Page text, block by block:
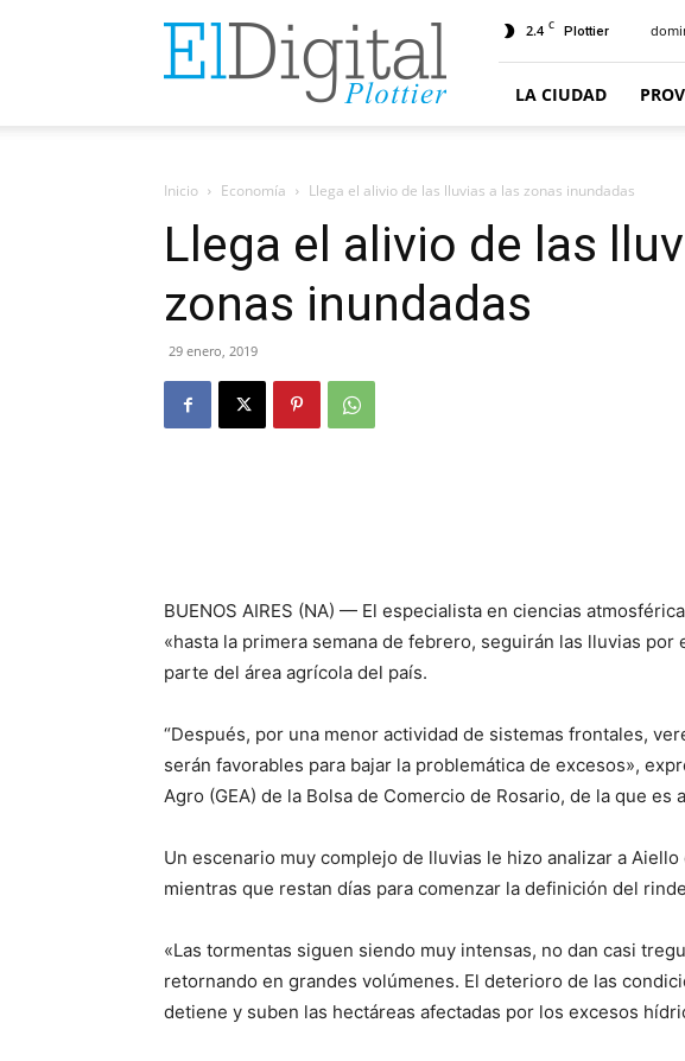
ElDigitalPlottier
2.4 C Plottier
LA CIUDAD
Inicio Economía Llega el alivio de las lluvias a las zonas inundadas
Llega el alivio de las
zonas inundadas
29 enero, 2019
BUENOS AIRES (NA) — El especialista en ciencias
«hasta la primera semana de febrero, seguirán las lluvias por
parte del área agrícola del país.
“Después, por una menor actividad de sistemas frontales,
serán favorables para bajar la problemática de excesos»,
Agro (GEA) de la Bolsa de Comercio de Rosario, de la que es
Un escenario muy complejo de lluvias le hizo analizar a
mientras que restan días para comenzar la definición del
«Las tormentas siguen siendo muy intensas, no dan casi
retornando en grandes volúmenes. El deterioro de las
detiene y suben las hectáreas afectadas por los excesos